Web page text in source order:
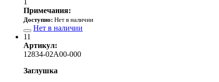
Примечания:
Доступно: Нет в наличии
Нет в наличии
11
Артикул:
12834-02A00-000
Заглушка